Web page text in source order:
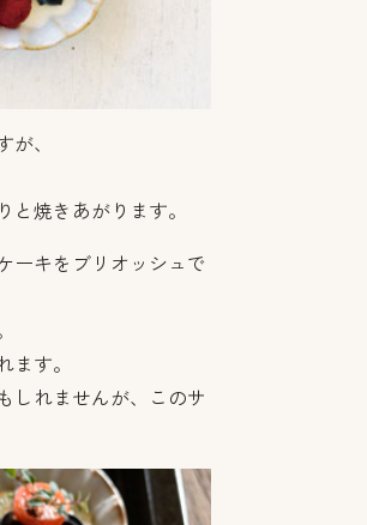
が、
と焼きあがります。
ーキをブリオッシュで
ます。
しれませんが、このサ